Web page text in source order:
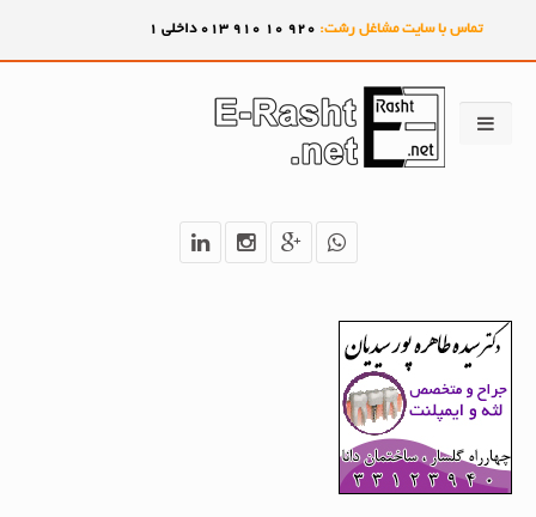
تماس با سایت مشاغل رشت: 920
10
910 013 داخلی 1